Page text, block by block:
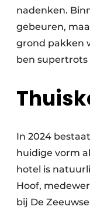
nadenken.
gebeuren,
grond pakken
ben supertrots
In 2024
huidige vorm
hotel is
Hoof,
bij De